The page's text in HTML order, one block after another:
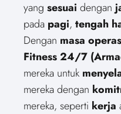
yang sesuai dengan
pada pagi, tengah
Dengan masa
Fitness 24/7
mereka untuk
mereka dengan
mereka, seperti kerja